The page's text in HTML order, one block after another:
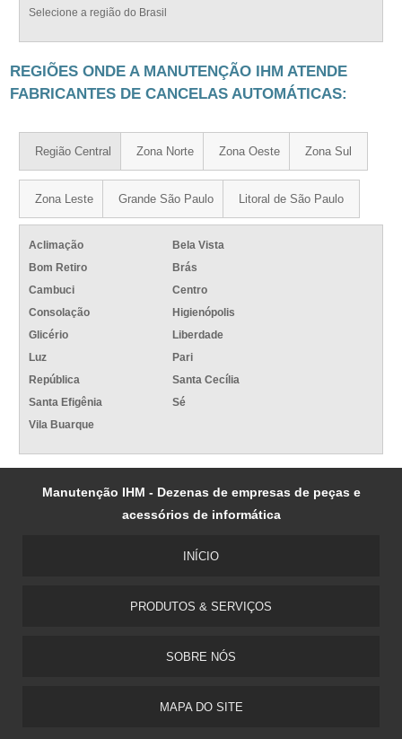
Selecione a região do Brasil
REGIÕES ONDE A MANUTENÇÃO IHM ATENDE
FABRICANTES DE CANCELAS AUTOMÁTICAS:
Região Central Zona Norte Zona Oeste Zona Sul
Zona Leste Grande São Paulo Litoral de São Paulo
Aclimação
Bela Vista
Bom Retiro
Brás
Cambuci
Centro
Consolação
Higienópolis
Glicério
Liberdade
Luz
Pari
República
Santa Cecília
Santa Efigênia
Sé
Vila Buarque
Manutenção IHM - Dezenas de empresas de peças e
acessórios de informática
INÍCIO
PRODUTOS & SERVIÇOS
SOBRE NÓS
MAPA DO SITE